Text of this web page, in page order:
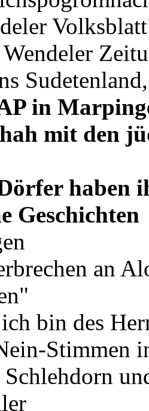
in
mit den
haben
Geschichten
an
bin des
Stimmen